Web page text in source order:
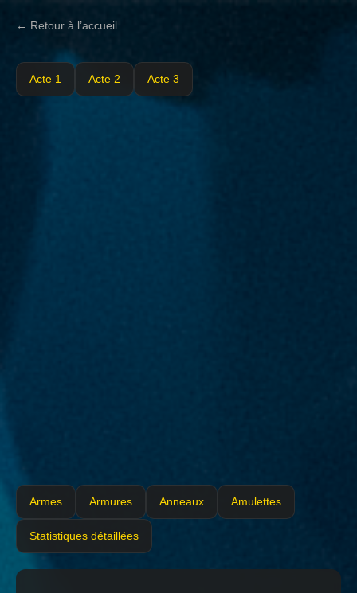
← Retour à l’accueil
Acte 1 Acte 2 Acte 3
Armes Armures Anneaux Amulettes
Statistiques détaillées